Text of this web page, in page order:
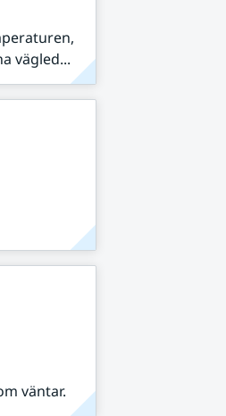
vägled...
väntar.